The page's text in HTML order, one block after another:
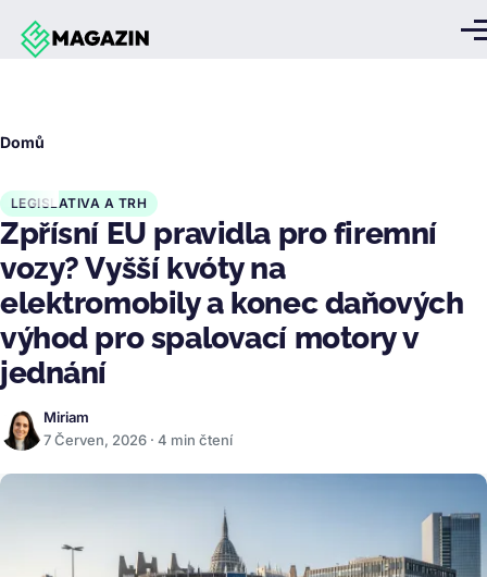
Přejít k hlavnímu obsahu
Domů
LEGISLATIVA A TRH
Zpřísní EU pravidla pro firemní
vozy? Vyšší kvóty na
elektromobily a konec daňových
výhod pro spalovací motory v
jednání
Miriam
7 Červen, 2026 · 4 min čtení